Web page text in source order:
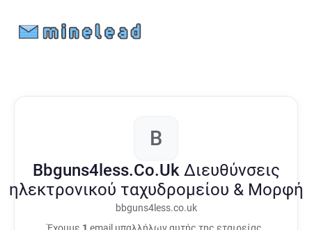
B
Bbguns4less.Co.Uk Διευθύνσεις
ηλεκτρονικού ταχυδρομείου & Μορφή
bbguns4less.co.uk